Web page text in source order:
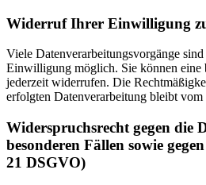
Widerruf Ihrer Einwilligung
Viele Datenverarbeitungsvorgänge
Einwilligung möglich. Sie können
jederzeit widerrufen. Die
erfolgten Datenverarbeitung bleibt
Widerspruchsrecht gegen die
besonderen Fällen sowie
21 DSGVO)